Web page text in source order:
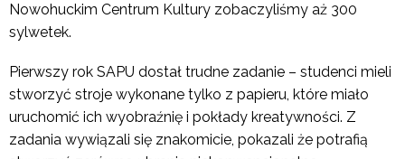
Nowohuckim Centrum Kultury zobaczyliśmy aż 300
sylwetek.
Pierwszy rok SAPU dostał trudne zadanie – studenci mieli
stworzyć stroje wykonane tylko z papieru, które miało
uruchomić ich wyobraźnię i pokłady kreatywności. Z
zadania wywiązali się znakomicie, pokazali że potrafią